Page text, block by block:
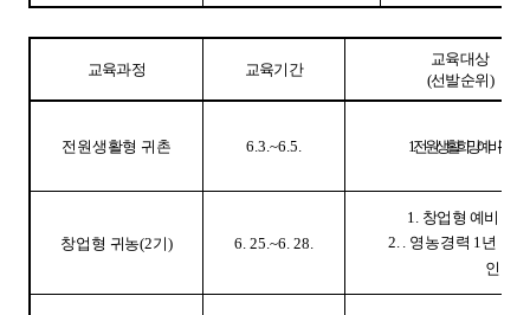
교육과정 교육기간
교육대상
(선발순위)
전원생활형 귀촌 6.3.~6.5. 1.전원생활 희망 예비 귀촌인
창업형 귀농(2기) 6. 25.~6. 28.
1. 창업형 예비 귀
2. . 영농경력 1 년 이
인